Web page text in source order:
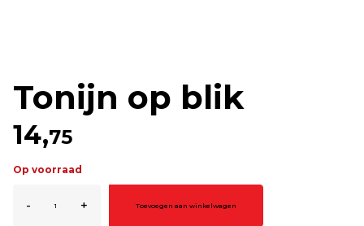
Tonijn op blik
14,75
Op voorraad
-
op
+ Toevoegen aan winkelwagen